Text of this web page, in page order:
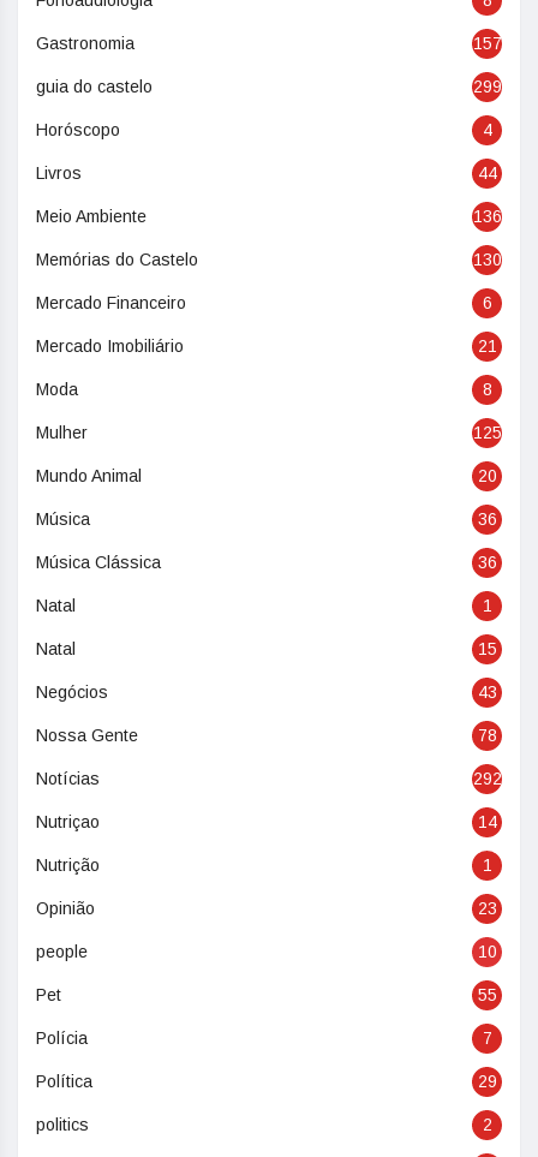
Gastronomia 157
guia do castelo 299
Horóscopo 4
Livros 44
Meio Ambiente 136
Memórias do Castelo 130
Mercado Financeiro 6
Mercado Imobiliário 21
Moda 8
Mulher 125
Mundo Animal 20
Música 36
Música Clássica 36
Natal 1
Natal 15
Negócios 43
Nossa Gente 78
Notícias 292
Nutriçao 14
Nutrição 1
Opinião 23
people 10
Pet 55
Polícia 7
Política 29
politics 2